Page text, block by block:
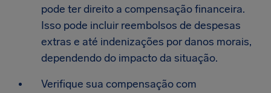
pode ter direito a compensação financeira.
Isso pode incluir reembolsos de despesas
extras e até indenizações por danos morais,
dependendo do impacto da situação.
Verifique sua compensação com